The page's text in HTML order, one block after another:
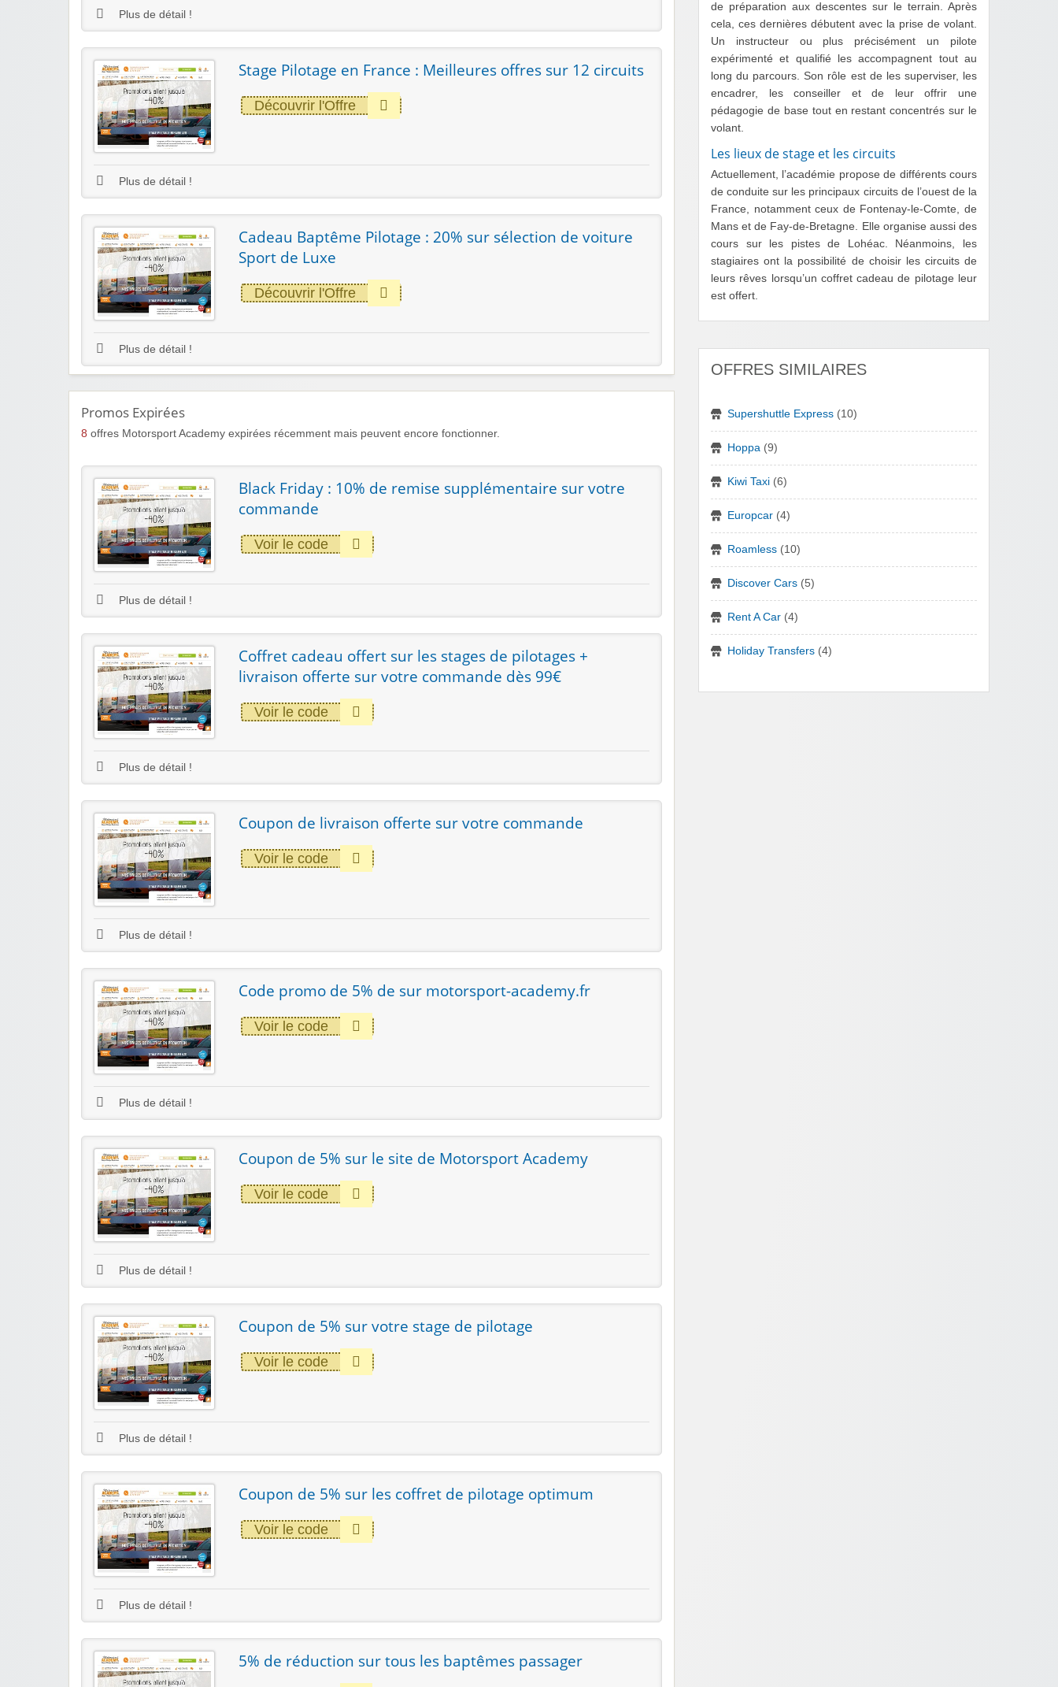
Plus de détail !
Stage Pilotage en France : Meilleures offres sur 12 circuits
Découvrir l'Offre
Plus de détail !
Cadeau Baptême Pilotage : 20% sur sélection de voiture
Sport de Luxe
Découvrir l'Offre
Plus de détail !
Promos Expirées
8 offres Motorsport Academy expirées récemment mais peuvent encore fonctionner.
Black Friday : 10% de remise supplémentaire sur votre
commande
Voir le code
Plus de détail !
Coffret cadeau offert sur les stages de pilotages +
livraison offerte sur votre commande dès 99€
Voir le code
Plus de détail !
Coupon de livraison offerte sur votre commande
Voir le code
Plus de détail !
Code promo de 5% de sur motorsport-academy.fr
Voir le code
Plus de détail !
Coupon de 5% sur le site de Motorsport Academy
Voir le code
Plus de détail !
Coupon de 5% sur votre stage de pilotage
Voir le code
Plus de détail !
Coupon de 5% sur les coffret de pilotage optimum
Voir le code
Plus de détail !
5% de réduction sur tous les baptêmes passager
de préparation aux descentes sur le terrain. Après
cela, ces dernières débutent avec la prise de volant.
Un instructeur ou plus précisément un pilote
expérimenté et qualifié les accompagnent tout au
long du parcours. Son rôle est de les superviser, les
encadrer, les conseiller et de leur offrir une
pédagogie de base tout en restant concentrés sur le
volant.
Les lieux de stage et les circuits
Actuellement, l’académie propose de différents cours
de conduite sur les principaux circuits de l’ouest de la
France, notamment ceux de Fontenay-le-Comte, de
Mans et de Fay-de-Bretagne. Elle organise aussi des
cours sur les pistes de Lohéac. Néanmoins, les
stagiaires ont la possibilité de choisir les circuits de
leurs rêves lorsqu’un coffret cadeau de pilotage leur
est offert.
OFFRES SIMILAIRES
Supershuttle Express (10)
Hoppa (9)
Kiwi Taxi (6)
Europcar (4)
Roamless (10)
Discover Cars (5)
Rent A Car (4)
Holiday Transfers (4)